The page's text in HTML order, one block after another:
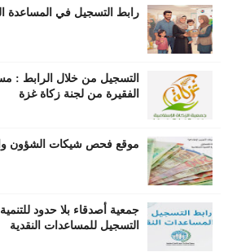
رابط التسجيل في المساعدة المالية
التسجيل من خلال الرابط :
الفقيرة من لجنة زكاة غزة
موقع فحص شيكات الشؤون
جمعية أصدقاء بلا حدود
التسجيل للمساعدات النقدية